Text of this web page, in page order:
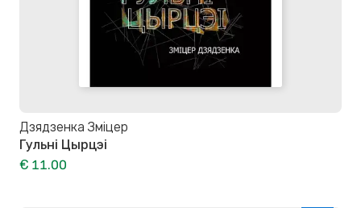
Дзядзенка Зміцер
Гульні Цырцэі
€ 11.00